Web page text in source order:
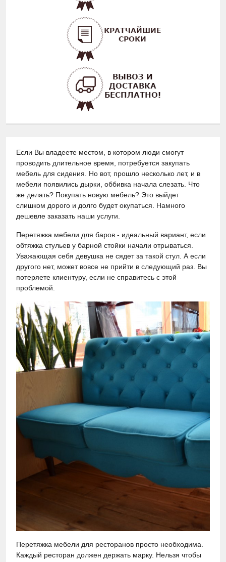
Если Вы владеете местом, в котором люди смогут
проводить длительное время, потребуется закупать
мебель для сидения. Но вот, прошло несколько лет, и в
мебели появились дырки, оббивка начала слезать. Что
же делать? Покупать новую мебель? Это выйдет
слишком дорого и долго будет окупаться. Намного
дешевле заказать наши услуги.
Перетяжка мебели для баров - идеальный вариант, если
обтяжка стульев у барной стойки начали отрываться.
Уважающая себя девушка не сядет за такой стул. А если
другого нет, может вовсе не прийти в следующий раз. Вы
потеряете клиентуру, если не справитесь с этой
проблемой.
Перетяжка мебели для ресторанов просто необходима.
Каждый ресторан должен держать марку. Нельзя чтобы